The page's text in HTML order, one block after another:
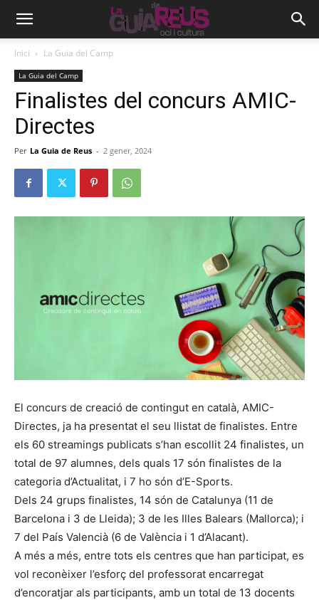
Inici La Guia del Camp
La Guia del Camp
Finalistes del concurs AMIC-
Directes
Per La Guia de Reus - 2 gener, 2024
El concurs de creació de contingut en català, AMIC-
Directes, ja ha presentat el seu llistat de finalistes. Entre
els 60 streamings publicats s’han escollit 24 finalistes, un
total de 97 alumnes, dels quals 17 són finalistes de la
categoria d’Actualitat, i 7 ho són d’E-Sports.
Dels 24 grups finalistes, 14 són de Catalunya (11 de
Barcelona i 3 de Lleida); 3 de les Illes Balears (Mallorca); i
7 del País Valencià (6 de València i 1 d’Alacant).
A més a més, entre tots els centres que han participat, es
vol reconèixer l’esforç del professorat encarregat
d’encoratjar als participants, amb un total de 13 docents